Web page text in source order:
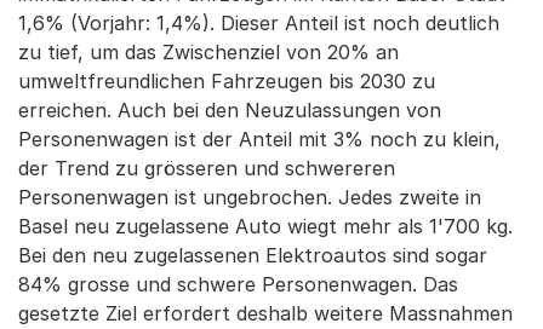
1,6% (Vorjahr: 1,4%). Dieser Anteil ist noch deutlich
zu tief, um das Zwischenziel von 20% an
umweltfreundlichen Fahrzeugen bis 2030 zu
erreichen. Auch bei den Neuzulassungen von
Personenwagen ist der Anteil mit 3% noch zu klein,
der Trend zu grösseren und schwereren
Personenwagen ist ungebrochen. Jedes zweite in
Basel neu zugelassene Auto wiegt mehr als 1'700 kg.
Bei den neu zugelassenen Elektroautos sind sogar
84% grosse und schwere Personenwagen. Das
gesetzte Ziel erfordert deshalb weitere Massnahmen